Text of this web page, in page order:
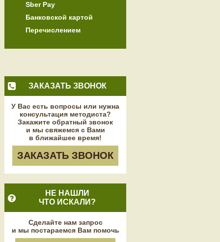
Sber Pay
Банковской картой
Перечислением
ЗАКАЗАТЬ ЗВОНОК
У Вас есть вопросы или нужна
консультация методиста?
Закажите обратный звонок
и мы свяжемся с Вами
в ближайшее время!
ЗАКАЗАТЬ ЗВОНОК
НЕ НАШЛИ
ЧТО ИСКАЛИ?
Сделайте нам запрос
и мы постараемся Вам помочь